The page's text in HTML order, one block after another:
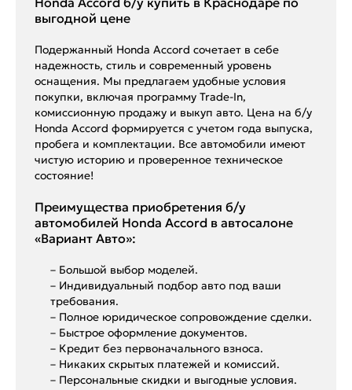
выгодной цене
Подержанный Honda Accord сочетает в себе
надежность, стиль и современный уровень
оснащения. Мы предлагаем удобные условия
покупки, включая программу Trade-In,
комиссионную продажу и выкуп авто. Цена на б/у
Honda Accord формируется с учетом года выпуска,
пробега и комплектации. Все автомобили имеют
чистую историю и проверенное техническое
состояние!
Преимущества приобретения б/у
автомобилей Honda Accord в автосалоне
«Вариант Авто»:
– Большой выбор моделей.
– Индивидуальный подбор авто под ваши
требования.
– Полное юридическое сопровождение сделки.
– Быстрое оформление документов.
– Кредит без первоначального взноса.
– Никаких скрытых платежей и комиссий.
– Персональные скидки и выгодные условия.